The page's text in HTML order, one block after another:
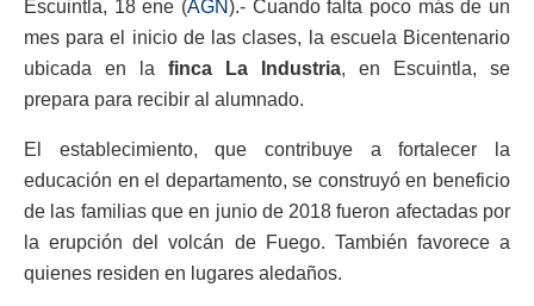
Escuintla, 18 ene (AGN).- Cuando falta poco más de un
mes para el inicio de las clases, la escuela Bicentenario
ubicada en la finca La Industria, en Escuintla, se
prepara para recibir al alumnado.
El establecimiento, que contribuye a fortalecer la
educación en el departamento, se construyó en beneficio
de las familias que en junio de 2018 fueron afectadas por
la erupción del volcán de Fuego. También favorece a
quienes residen en lugares aledaños.